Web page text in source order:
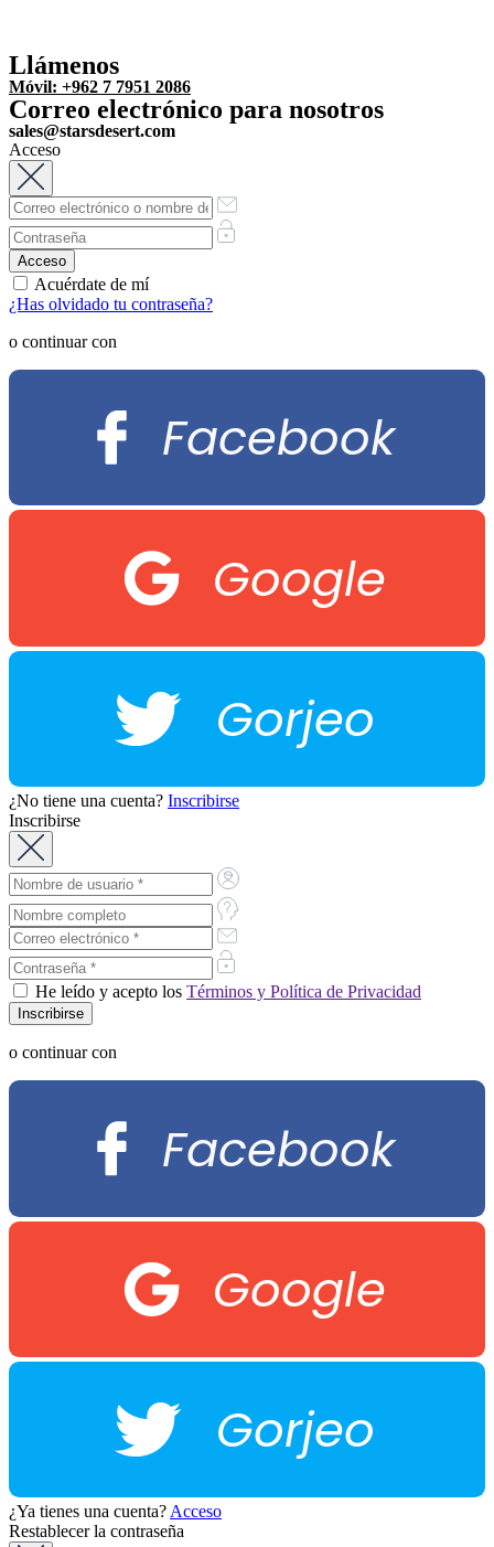
Llámenos
Móvil: +962 7 7951 2086
Correo electrónico para nosotros
sales@starsdesert.com
Acceso
Acuérdate de mí
¿Has olvidado tu contraseña?
o continuar con
Facebook
Google
Gorjeo
¿No tiene una cuenta? Inscribirse
Inscribirse
He leído y acepto los Términos y Política de Privacidad
o continuar con
Facebook
Google
Gorjeo
¿Ya tienes una cuenta?Acceso
Restablecer la contraseña